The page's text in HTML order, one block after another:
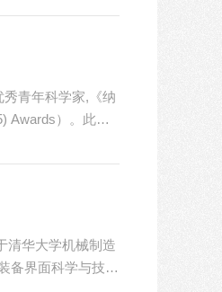
转型的关键节点。
青年科学家,《纳
Awards）。此奖
研领域授予最多45
清华大学机械制造
备界面科学与技术